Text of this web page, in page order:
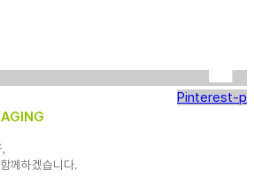
Pinterest-p
께하겠습니다.